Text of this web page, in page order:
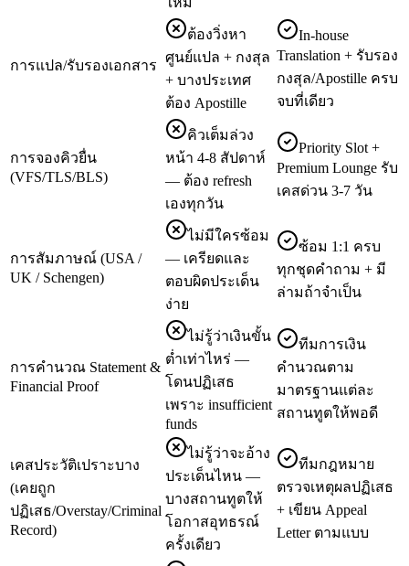
การแปล/รับรองเอกสาร
ต้องวิ่งหา
ศูนย์แปล + กงสุล
+ บางประเทศ
ต้อง Apostille
In-house
Translation + รับรอง
กงสุล/Apostille ครบ
จบที่เดียว
การจองคิวยื่น
(VFS/TLS/BLS)
คิวเต็มล่วง
หน้า 4-8 สัปดาห์
— ต้อง refresh
เองทุกวัน
Priority Slot +
Premium Lounge รับ
เคสด่วน 3-7 วัน
การสัมภาษณ์ (USA /
UK / Schengen)
ไม่มีใครซ้อม
— เครียดและ
ตอบผิดประเด็น
ง่าย
ซ้อม 1:1 ครบ
ทุกชุดคำถาม + มี
ล่ามถ้าจำเป็น
การคำนวณ Statement &
Financial Proof
ไม่รู้ว่าเงินขั้น
ต่ำเท่าไหร่ —
โดนปฏิเสธ
เพราะ insufficient
funds
ทีมการเงิน
คำนวณตาม
มาตรฐานแต่ละ
สถานทูตให้พอดี
เคสประวัติเปราะบาง
(เคยถูก
ปฏิเสธ/Overstay/Criminal
Record)
ไม่รู้ว่าจะอ้าง
ประเด็นไหน —
บางสถานทูตให้
โอกาสอุทธรณ์
ครั้งเดียว
ทีมกฎหมาย
ตรวจเหตุผลปฏิเสธ
+ เขียน Appeal
Letter ตามแบบ